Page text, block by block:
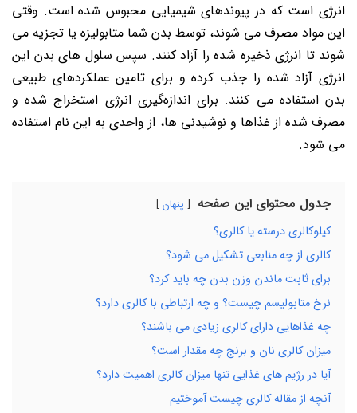
انرژی است که در پیوندهای شیمیایی محبوس شده است. وقتی
این مواد مصرف می‌ شوند، توسط بدن شما متابولیزه یا تجزیه می
‌شوند تا انرژی ذخیره شده را آزاد کنند. سپس سلول ‌های بدن این
انرژی آزاد شده را جذب کرده و برای تامین عملکردهای طبیعی
بدن استفاده می کنند. برای اندازه‌گیری انرژی استخراج شده و
مصرف شده از غذاها و نوشیدنی ‌ها، از واحدی به این نام استفاده
می‌ شود.
جدول محتوای این صفحه پنهان
کیلوکالری درسته یا کالری؟
کالری از چه منابعی تشکیل می شود؟
برای ثابت ماندن وزن بدن چه باید کرد؟
نرخ متابولیسم چیست؟ و چه ارتباطی با کالری دارد؟
چه غذاهایی دارای کالری زیادی می باشند؟
میزان کالری نان و برنج چه مقدار است؟
آیا در رژیم های غذایی تنها میزان کالری اهمیت دارد؟
آنچه از مقاله کالری چیست آموختیم